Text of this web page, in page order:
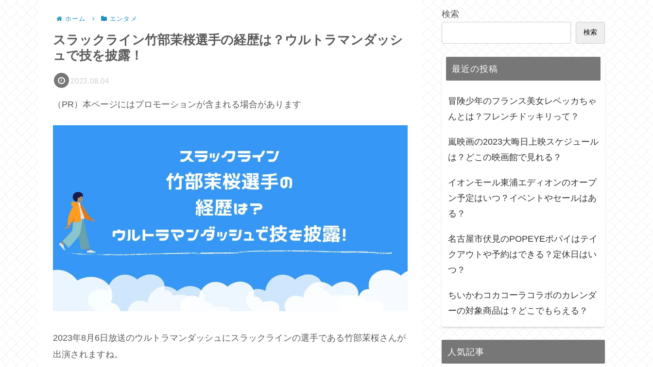
ホーム エンタメ
スラックライン竹部茉桜選手の経歴は？ウルトラマンダッシ
ュで技を披露！
2023.08.04
（PR）本ページにはプロモーションが含まれる場合があります
2023年8月6日放送のウルトラマンダッシュにスラックラインの選手である竹部茉桜さんが
出演されますね。
検索
検索
最近の投稿
冒険少年のフランス美女レベッカちゃ
んとは？フレンチドッキリって？
嵐映画の2023大晦日上映スケジュール
は？どこの映画館で見れる？
イオンモール東浦エディオンのオープ
ン予定はいつ？イベントやセールはあ
る？
名古屋市伏見のPOPEYEポパイはテイ
クアウトや予約はできる？定休日はい
つ？
ちいかわコカコーラコラボのカレンダ
ーの対象商品は？どこでもらえる？
人気記事